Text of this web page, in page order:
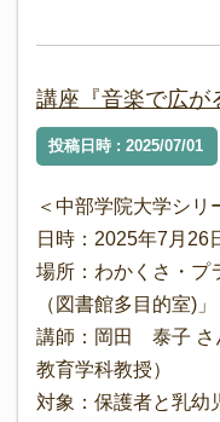
講座『音楽で広が
投稿日時 : 2025/07/01
＜中部学院大学シ
日時：2025年7月26
場所：わかくさ・プ
（図書館多目的室)」
講師：岡田 泰子 さ
教育学科教授）
対象：保護者と乳幼